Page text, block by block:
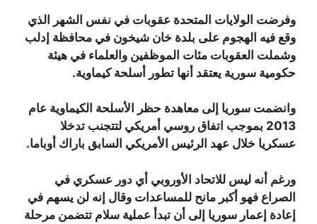
وفرضت الولايات المتحدة عقوبات في نفس الشهر الذي
وقع فيه الهجوم على بلدة خان شيخون في محافظة إدلب
وشملت العقوبات مئات الموظفين والعلماء في هيئة
حكومية سورية يعتقد أنها تطور أسلحة كيماوية.
وانضمت سوريا إلى معاهدة حظر الأسلحة الكيماوية عام
2013 بموجب اتفاق روسي أمريكي لتتجنب تدخلا
عسكريا خلال عهد الرئيس الأمريكي السابق باراك أوباما.
ورغم أنه ليس للاتحاد الأوروبي أي دور عسكري في
الصراع فهو أكبر مانح للمساعدات وقال إنه لن يسهم في
إعادة إعمار سوريا إلى أن تبدأ عملية سلام تتضمن مرحلة